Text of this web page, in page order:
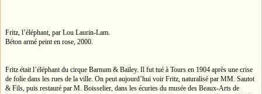
Fritz, l’éléphant, par Lou Laurin-Lam.
Béton armé peint en rose, 2000.
Fritz était l’éléphant du cirque Barnum & Bailey. Il fut tué à Tours en 1904 après une crise
de folie dans les rues de la ville. On peut aujourd’hui voir Fritz, naturalisé par MM. Sautot
& Fils, puis restauré par M. Boisselier, dans les écuries du musée des Beaux-Arts de